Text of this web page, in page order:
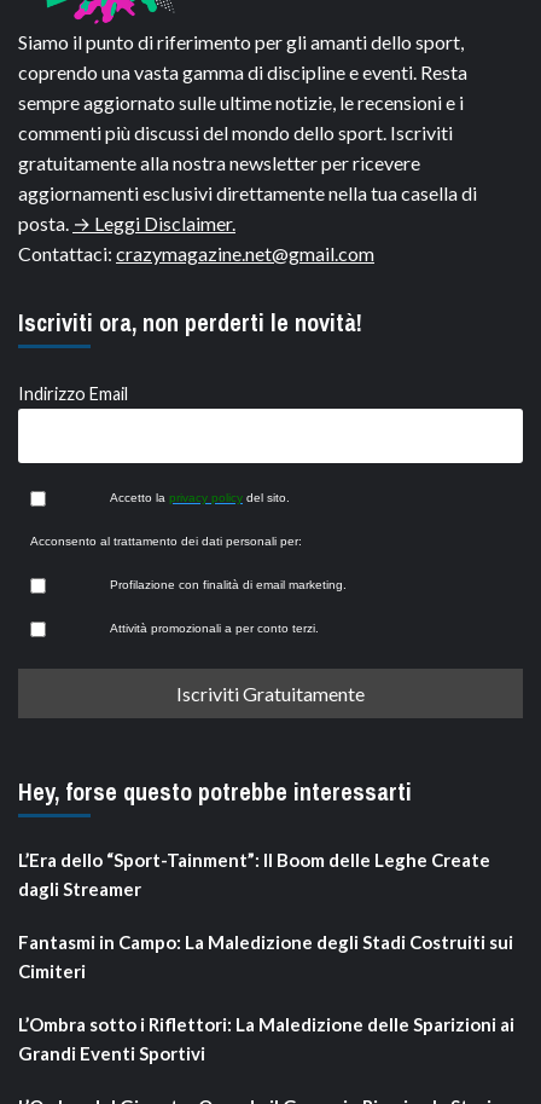
Siamo il punto di riferimento per gli amanti dello sport,
coprendo una vasta gamma di discipline e eventi. Resta
sempre aggiornato sulle ultime notizie, le recensioni e i
commenti più discussi del mondo dello sport. Iscriviti
gratuitamente alla nostra newsletter per ricevere
aggiornamenti esclusivi direttamente nella tua casella di
posta. → Leggi Disclaimer.
Contattaci: crazymagazine.net@gmail.com
Iscriviti ora, non perderti le novità!
Indirizzo Email
Accetto la privacy policy del sito.
Acconsento al trattamento dei dati personali per:
Profilazione con finalità di email marketing.
Attività promozionali a per conto terzi.
Hey, forse questo potrebbe interessarti
L’Era dello “Sport-Tainment”: Il Boom delle Leghe Create
dagli Streamer
Fantasmi in Campo: La Maledizione degli Stadi Costruiti sui
Cimiteri
L’Ombra sotto i Riflettori: La Maledizione delle Sparizioni ai
Grandi Eventi Sportivi